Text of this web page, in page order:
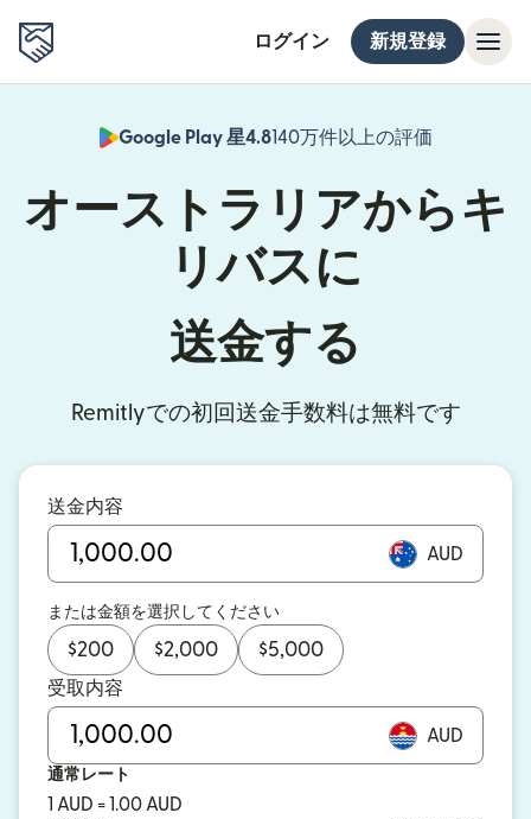
ログイン 新規登録
Google Play 星4.8140万件以上の評価
（別ウィン
オーストラリアからキ
リバスに
送金する
Remitlyでの初回送金手数料は無料です
送金内容
AUD
または金額を選択してください
$200 $2,000 $5,000
受取内容
AUD
通常レート
1 AUD = 1.00 AUD